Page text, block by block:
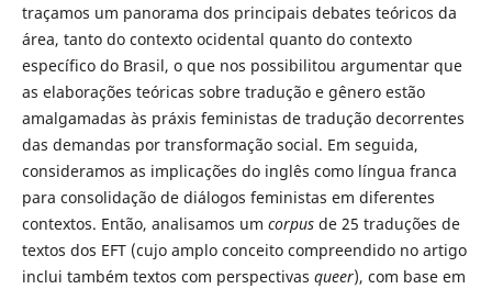
traçamos um panorama dos principais debates teóricos da
área, tanto do contexto ocidental quanto do contexto
específico do Brasil, o que nos possibilitou argumentar que
as elaborações teóricas sobre tradução e gênero estão
amalgamadas às práxis feministas de tradução decorrentes
das demandas por transformação social. Em seguida,
consideramos as implicações do inglês como língua franca
para consolidação de diálogos feministas em diferentes
contextos. Então, analisamos um corpusde 25 traduções de
textos dos EFT (cujo amplo conceito compreendido no artigo
inclui também textos com perspectivas queer), com base em